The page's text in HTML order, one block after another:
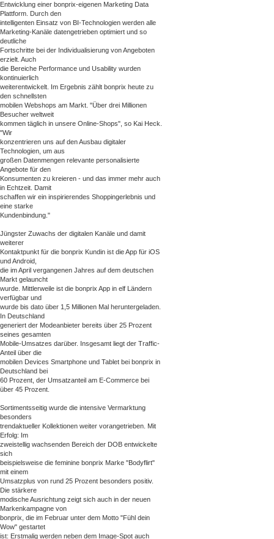
Entwicklung einer bonprix-eigenen Marketing Data
Plattform. Durch den
intelligenten Einsatz von BI-Technologien werden alle
Marketing-Kanäle datengetrieben optimiert und so
deutliche
Fortschritte bei der Individualisierung von Angeboten
erzielt. Auch
die Bereiche Performance und Usability wurden
kontinuierlich
weiterentwickelt. Im Ergebnis zählt bonprix heute zu
den schnellsten
mobilen Webshops am Markt. "Über drei Millionen
Besucher weltweit
kommen täglich in unsere Online-Shops", so Kai Heck.
"Wir
konzentrieren uns auf den Ausbau digitaler
Technologien, um aus
großen Datenmengen relevante personalisierte
Angebote für den
Konsumenten zu kreieren - und das immer mehr auch
in Echtzeit. Damit
schaffen wir ein inspirierendes Shoppingerlebnis und
eine starke
Kundenbindung."
Jüngster Zuwachs der digitalen Kanäle und damit
weiterer
Kontaktpunkt für die bonprix Kundin ist die App für iOS
und Android,
die im April vergangenen Jahres auf dem deutschen
Markt gelauncht
wurde. Mittlerweile ist die bonprix App in elf Ländern
verfügbar und
wurde bis dato über 1,5 Millionen Mal heruntergeladen.
In Deutschland
generiert der Modeanbieter bereits über 25 Prozent
seines gesamten
Mobile-Umsatzes darüber. Insgesamt liegt der Traffic-
Anteil über die
mobilen Devices Smartphone und Tablet bei bonprix in
Deutschland bei
60 Prozent, der Umsatzanteil am E-Commerce bei
über 45 Prozent.
Sortimentsseitig wurde die intensive Vermarktung
besonders
trendaktueller Kollektionen weiter vorangetrieben. Mit
Erfolg: Im
zweistellig wachsenden Bereich der DOB entwickelte
sich
beispielsweise die feminine bonprix Marke "Bodyflirt"
mit einem
Umsatzplus von rund 25 Prozent besonders positiv.
Die stärkere
modische Ausrichtung zeigt sich auch in der neuen
Markenkampagne von
bonprix, die im Februar unter dem Motto "Fühl dein
Wow" gestartet
ist: Erstmalig werden neben dem Image-Spot auch